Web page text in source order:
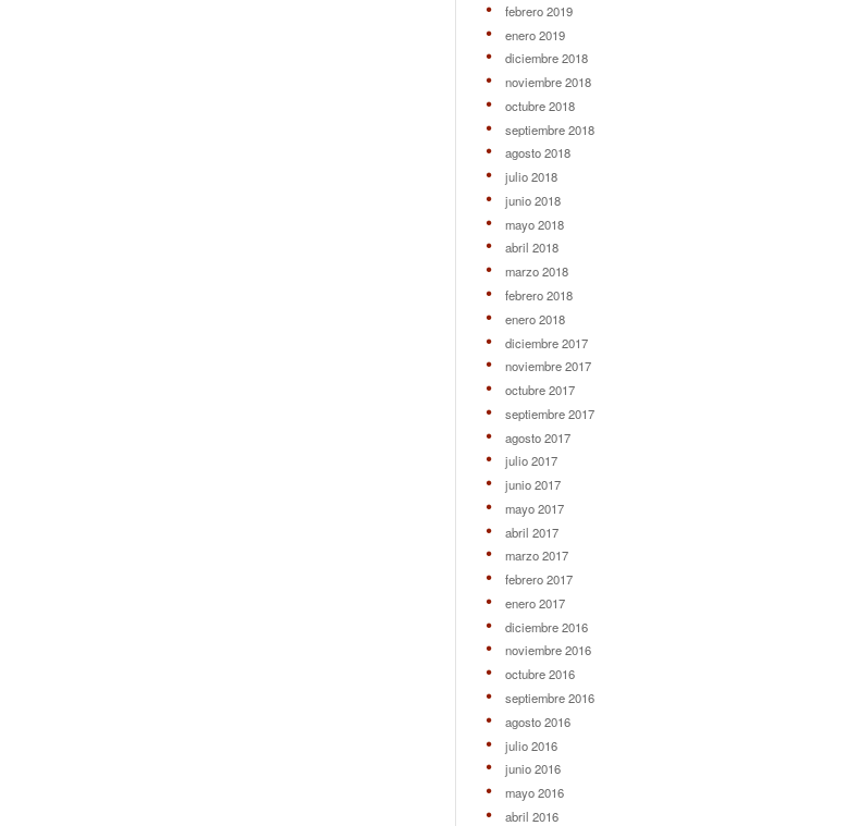
febrero 2019
enero 2019
diciembre 2018
noviembre 2018
octubre 2018
septiembre 2018
agosto 2018
julio 2018
junio 2018
mayo 2018
abril 2018
marzo 2018
febrero 2018
enero 2018
diciembre 2017
noviembre 2017
octubre 2017
septiembre 2017
agosto 2017
julio 2017
junio 2017
mayo 2017
abril 2017
marzo 2017
febrero 2017
enero 2017
diciembre 2016
noviembre 2016
octubre 2016
septiembre 2016
agosto 2016
julio 2016
junio 2016
mayo 2016
abril 2016